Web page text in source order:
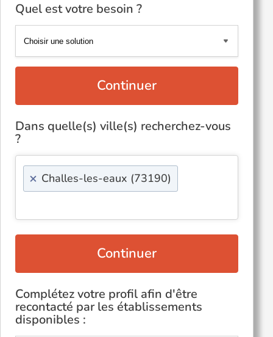
Quel est votre besoin ?
Continuer
Dans quelle(s) ville(s) recherchez-vous
?
× Challes-les-eaux (73190)
Continuer
Complétez votre profil afin d'être
recontacté par les établissements
disponibles :